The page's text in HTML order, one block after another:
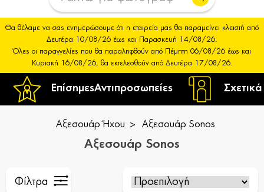
ΕπίσημεςΑντιπροσωπείες
Θα θέλαμε να σας ενημερώσουμε ότι η εταιρεία μας θα παραμείνει κλειστή από
Δευτέρα 10/08/26 έως και Παρασκευή 14/08/26.
Όλες οι παραγγελίες που θα παραληφθούν από Πέμπτη 06/08/26 έως και
Κυριακή 16/08/26, θα εκτελεσθούν από Δευτέρα 17/08/26.
Αξεσουάρ Ήχου Αξεσουάρ Sonos
Αξεσουάρ Sonos
Φίλτρα